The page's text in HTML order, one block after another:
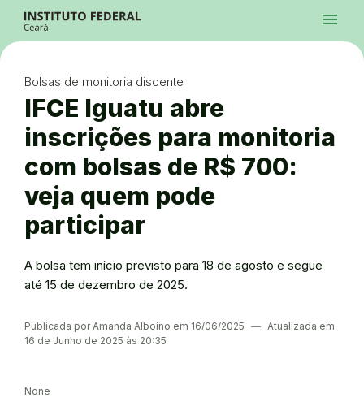
Ir para a busca
Ir para o menu principal
Ir para o conteúdo
Alto Contraste
Login da Área Administrativa
Acessibilidade
menu
InstagramTwitter/XFacebook
Bolsas de monitoria discente
IFCE Iguatu abre
inscrições para monitoria
com bolsas de R$ 700:
veja quem pode
participar
A bolsa tem início previsto para 18 de agosto e segue
até 15 de dezembro de 2025.
Publicada por Amanda Alboino em 16/06/2025 ― Atualizada em
16 de Junho de 2025 às 20:35
None